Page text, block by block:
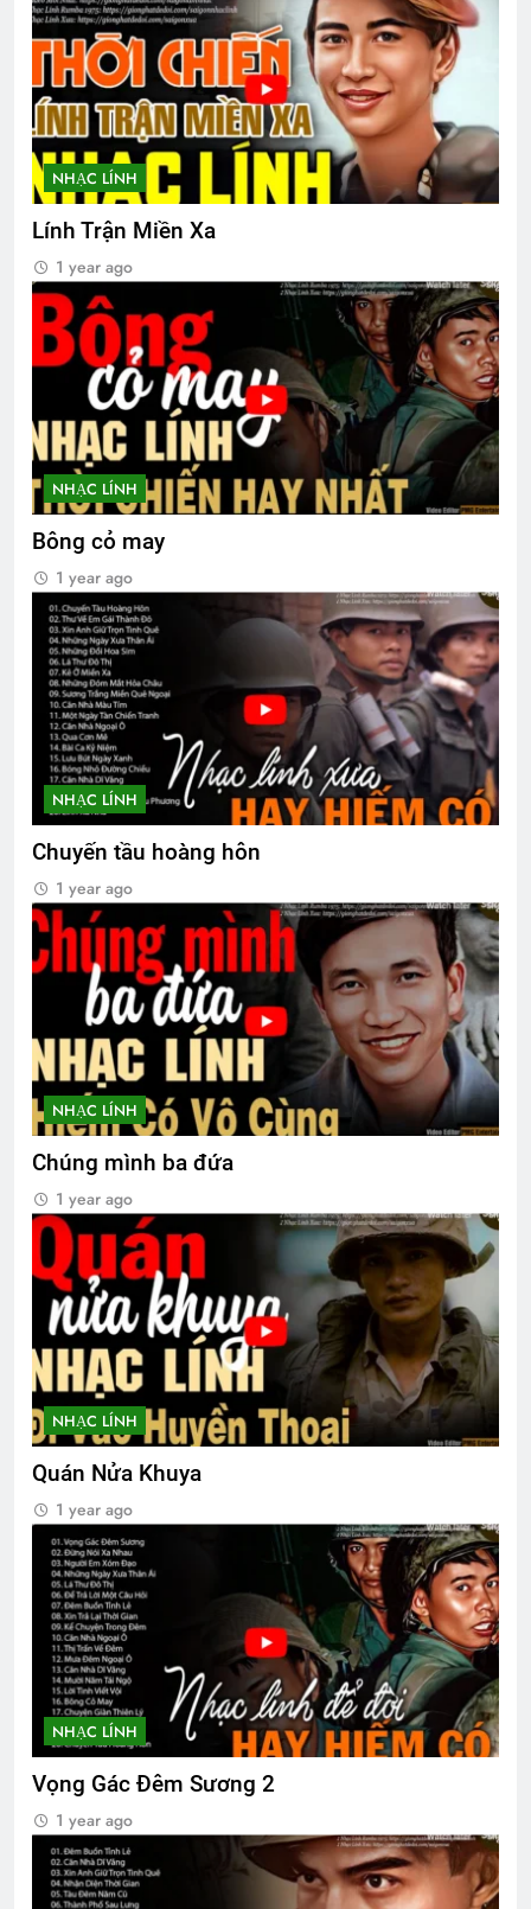
Hồi Ký
2 Years Ago
HẠNH PHÚC ĐƠN SƠ
3 Years Ago
Xuân và tuổi trẻ
2 Years Ago
ANH BIẾT EM ĐI CHẲNG TRỞ VỀ
3 Years Ago
Thăm CSVSQ Trần Thụy Ly K13
2 Years Ago
Sống cuộc đời ý nghĩaTình em rứa đó
MỘT NGÀY MÙA XUÂN (Rabindranath
3 Years Ago
Quang Lập – Nhạc lính
2 Years Ago
2 Years Ago 3 Years Ago
MÙA XUÂN, NGHĨ VỀ DALAT
3 Years Ago
Tôi ở miền xa
2 Years Ago
NHẠC LÍNH
Lính Trận Miền Xa
1 year ago
NHẠC LÍNH
Bông cỏ may
1 year ago
NHẠC LÍNH
Chuyến tầu hoàng hôn
1 year ago
NHẠC LÍNH
Chúng mình ba đứa
1 year ago
NHẠC LÍNH
Quán Nửa Khuya
1 year ago
NHẠC LÍNH
Vọng Gác Đêm Sương 2
1 year ago